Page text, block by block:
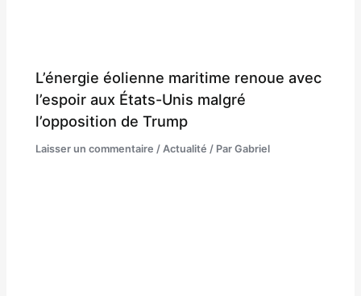
L’énergie éolienne maritime renoue avec
l’espoir aux États-Unis malgré
l’opposition de Trump
Laisser un commentaire /Actualité / ParGabriel